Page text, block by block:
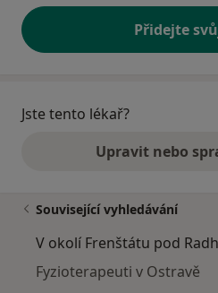
Přidejte
Jste tento lékař?
Upravit nebo
Související vyhledávání
V okolí Frenštátu pod
Fyzioterapeuti v Ostravě